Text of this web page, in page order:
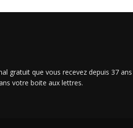
gratuit que vous recevez depuis 37 ans
votre boite aux lettres.